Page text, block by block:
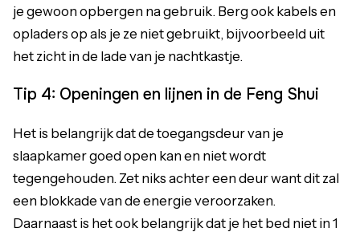
je gewoon opbergen na gebruik. Berg ook kabels en
opladers op als je ze niet gebruikt, bijvoorbeeld uit
het zicht in de lade van je nachtkastje.
Tip 4: Openingen en lijnen in de Feng Shui
Het is belangrijk dat de toegangsdeur van je
slaapkamer goed open kan en niet wordt
tegengehouden. Zet niks achter een deur want dit zal
een blokkade van de energie veroorzaken.
Daarnaast is het ook belangrijk dat je het bed niet in 1